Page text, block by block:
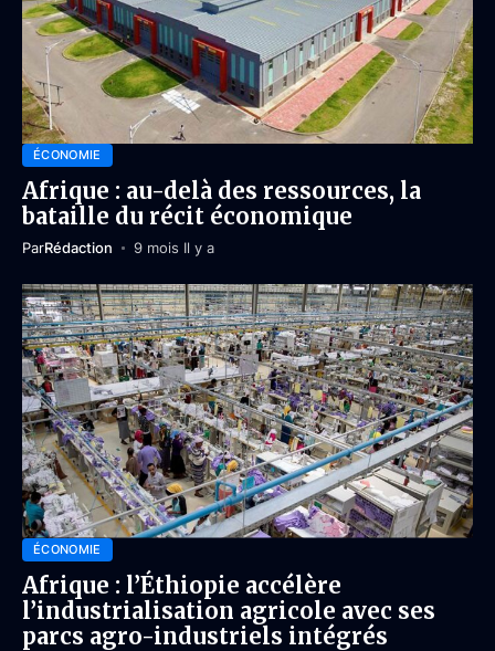
ÉCONOMIE
Afrique : au-delà des ressources, la
bataille du récit économique
ParRédaction 9 mois Il y a
ÉCONOMIE
Afrique : l’Éthiopie accélère
l’industrialisation agricole avec ses
parcs agro-industriels intégrés